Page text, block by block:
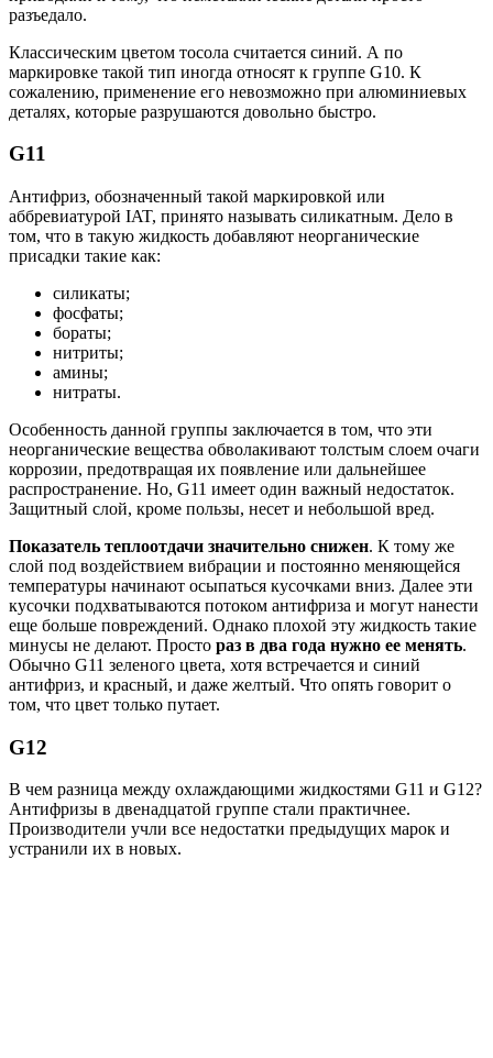
разъедало.
Классическим цветом тосола считается синий. А по
маркировке такой тип иногда относят к группе G10. К
сожалению, применение его невозможно при алюминиевых
деталях, которые разрушаются довольно быстро.
G11
Антифриз, обозначенный такой маркировкой или
аббревиатурой IAT, принято называть силикатным. Дело в
том, что в такую жидкость добавляют неорганические
присадки такие как:
силикаты;
фосфаты;
бораты;
нитриты;
амины;
нитраты.
Особенность данной группы заключается в том, что эти
неорганические вещества обволакивают толстым слоем очаги
коррозии, предотвращая их появление или дальнейшее
распространение. Но, G11 имеет один важный недостаток.
Защитный слой, кроме пользы, несет и небольшой вред.
Показатель теплоотдачи значительно снижен. К тому же
слой под воздействием вибрации и постоянно меняющейся
температуры начинают осыпаться кусочками вниз. Далее эти
кусочки подхватываются потоком антифриза и могут нанести
еще больше повреждений. Однако плохой эту жидкость такие
минусы не делают. Просто раз в два года нужно ее менять.
Обычно G11 зеленого цвета, хотя встречается и синий
антифриз, и красный, и даже желтый. Что опять говорит о
том, что цвет только путает.
G12
В чем разница между охлаждающими жидкостями G11 и G12?
Антифризы в двенадцатой группе стали практичнее.
Производители учли все недостатки предыдущих марок и
устранили их в новых.